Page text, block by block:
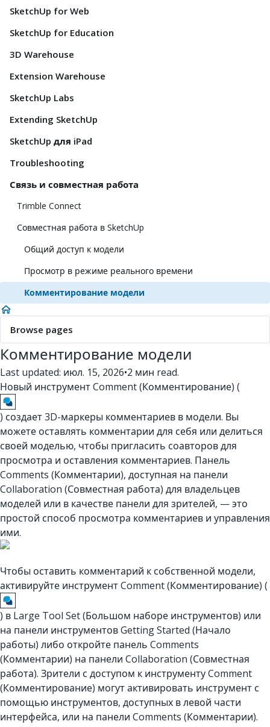
SketchUp for Web
SketchUp for Education
3D Warehouse
Extension Warehouse
SketchUp Labs
Extending SketchUp
SketchUp для iPad
Troubleshooting
Связь и совместная работа
Trimble Connect
Совместная работа в SketchUp
Общий доступ к модели
Просмотр в режиме реального времени
Комментирование модели
Browse pages
Комментирование модели
Last updated: июл. 15, 2026•2 мин read.
Новый инструмент Comment (Комментирование) (
) создает 3D-маркеры комментариев в модели. Вы
можете оставлять комментарии для себя или делиться
своей моделью, чтобы пригласить соавторов для
просмотра и оставления комментариев. Панель
Comments (Комментарии), доступная на панели
Collaboration (Совместная работа) для владельцев
моделей или в качестве панели для зрителей, — это
простой способ просмотра комментариев и управления
ими.
Чтобы оставить комментарий к собственной модели,
активируйте инструмент Comment (Комментирование) (
) в Large Tool Set (Большом наборе инструментов) или
на панели инструментов Getting Started (Начало
работы) либо откройте панель Comments
(Комментарии) на панели Collaboration (Совместная
работа). Зрители с доступом к инструменту Comment
(Комментирование) могут активировать инструмент с
помощью инструментов, доступных в левой части
интерфейса, или на панели Comments (Комментарии).